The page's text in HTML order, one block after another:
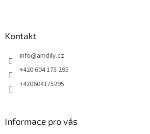
Kontakt
info@amdily.cz
+420 604 175 295
+420604175295
Informace pro vás